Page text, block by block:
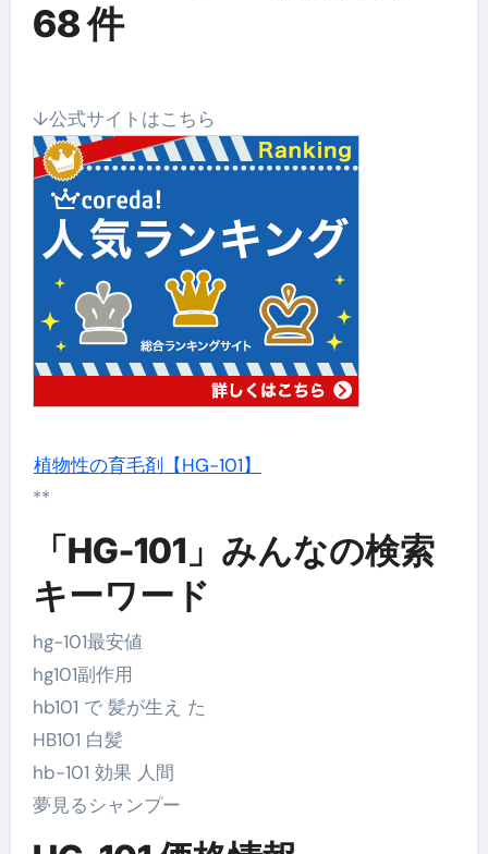
68 件
↓公式サイトはこちら
植物性の育毛剤【HG-101】
**
「HG-101」みんなの検索
キーワード
hg-101最安値
hg101副作用
hb101 で 髪が生え た
HB101 白髪
hb-101 効果 人間
夢見るシャンプー